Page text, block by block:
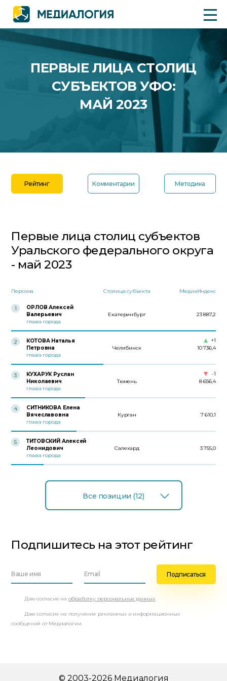
ПЕРВЫЕ ЛИЦА СТОЛИЦ
СУБЪЕКТОВ УФО:
МАЙ 2023
Рейтинг Комментарии Методика
Первые лица столиц субъектов
Уральского федерального округа
- май 2023
Персона Столица субъекта МедиаИндекс
1
ОРЛОВ Алексей
Валерьевич
глава города
Екатеринбург 23 887,2
2
КОТОВА Наталья
Петровна
глава города
Челябинск 10 736,4
+1
3
КУХАРУК Руслан
Николаевич
глава города
Тюмень 8 656,4
-1
4
СИТНИКОВА Елена
Вячеславовна
глава города
Курган 7 610,1
5
ТИТОВСКИЙ Алексей
Леонидович
глава города
Салехард 3 755,0
Все позиции (12)
Подпишитесь на этот рейтинг
Даю согласие на обработку персональных данных.
Даю согласие на получение рекламных и информационных
сообщений от Медиалогии.
© 2003-2026 Медиалогия